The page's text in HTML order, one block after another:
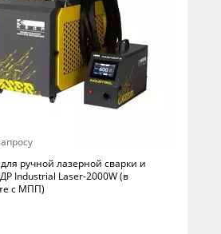
ручной лазерной сварки и
Industrial Laser-2000W (в
с МПП)